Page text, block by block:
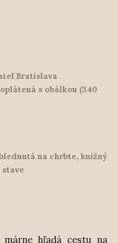
Bratislava
s obálkou (340
na chrbte, knižný
stave
márne hľadá cestu na